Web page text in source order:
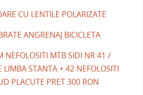
CU LENTILE POLARIZATE
ANGRENAJ BICICLETA
NEFOLOSITI MTB SIDI NR 41 /
LIMBA STANTA + 42 NEFOLOSITI
PLACUTE PRET 300 RON